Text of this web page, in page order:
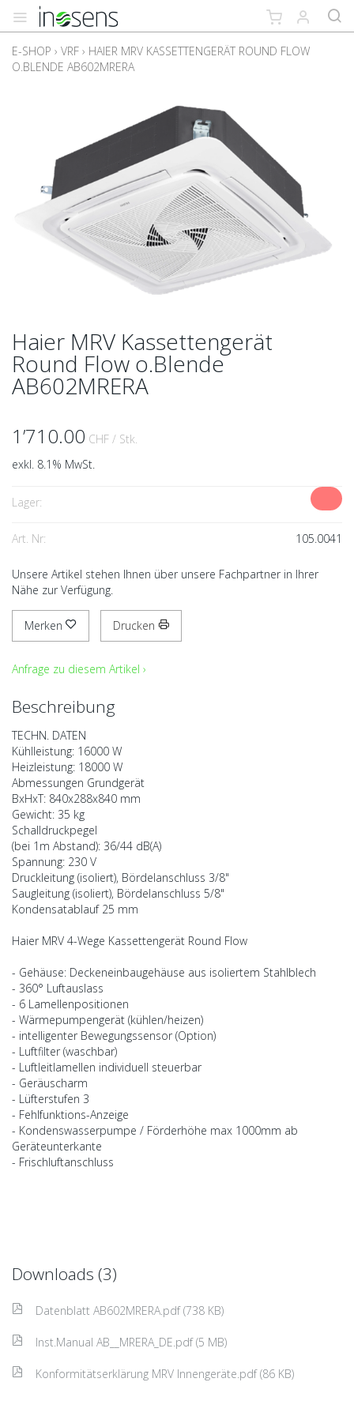
E-SHOP › VRF › HAIER MRV KASSETTENGERÄT ROUND FLOW
O.BLENDE AB602MRERA
Haier MRV Kassettengerät
Round Flow o.Blende
AB602MRERA
1’710.00 CHF / Stk.
exkl. 8.1% MwSt.
Lager:
Art. Nr: 105.0041
Unsere Artikel stehen Ihnen über unsere Fachpartner in Ihrer
Nähe zur Verfügung.
Merken Drucken
Anfrage zu diesem Artikel ›
Beschreibung
TECHN. DATEN
Kühlleistung: 16000 W
Heizleistung: 18000 W
Abmessungen Grundgerät
BxHxT: 840x288x840 mm
Gewicht: 35 kg
Schalldruckpegel
(bei 1m Abstand): 36/44 dB(A)
Spannung: 230 V
Druckleitung (isoliert), Bördelanschluss 3/8"
Saugleitung (isoliert), Bördelanschluss 5/8"
Kondensatablauf 25 mm
Haier MRV 4-Wege Kassettengerät Round Flow
- Gehäuse: Deckeneinbaugehäuse aus isoliertem Stahlblech
- 360° Luftauslass
- 6 Lamellenpositionen
- Wärmepumpengerät (kühlen/heizen)
- intelligenter Bewegungssensor (Option)
- Luftfilter (waschbar)
- Luftleitlamellen individuell steuerbar
- Geräuscharm
- Lüfterstufen 3
- Fehlfunktions-Anzeige
- Kondenswasserpumpe / Förderhöhe max 1000mm ab
Geräteunterkante
- Frischluftanschluss
Downloads (3)
Datenblatt AB602MRERA.pdf (738 KB)
Inst.Manual AB__MRERA_DE.pdf (5 MB)
Konformitätserklärung MRV Innengeräte.pdf (86 KB)